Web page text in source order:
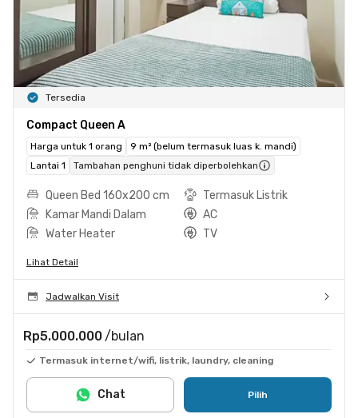
Tersedia
Compact Queen A
Harga untuk 1 orang
9 m² (belum termasuk luas k. mandi)
Lantai 1
Tambahan penghuni tidak diperbolehkan
Queen Bed 160x200 cm
Termasuk Listrik
Kamar Mandi Dalam
AC
Water Heater
TV
Lihat Detail
Jadwalkan Visit
Rp5.000.000 /bulan
Termasuk internet/wifi, listrik, laundry, cleaning
Pilih
Chat